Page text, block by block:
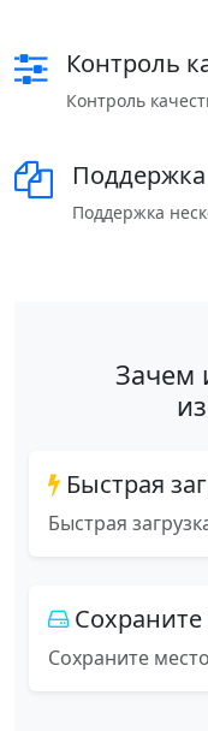
Контроль
Контроль
Поддержка
Зачем
Быстрая
Быстрая
Сохраните
Сохраните